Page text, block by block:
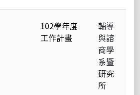
102學年度
工作計畫
輔導
與諮
商學
系暨
研究
所